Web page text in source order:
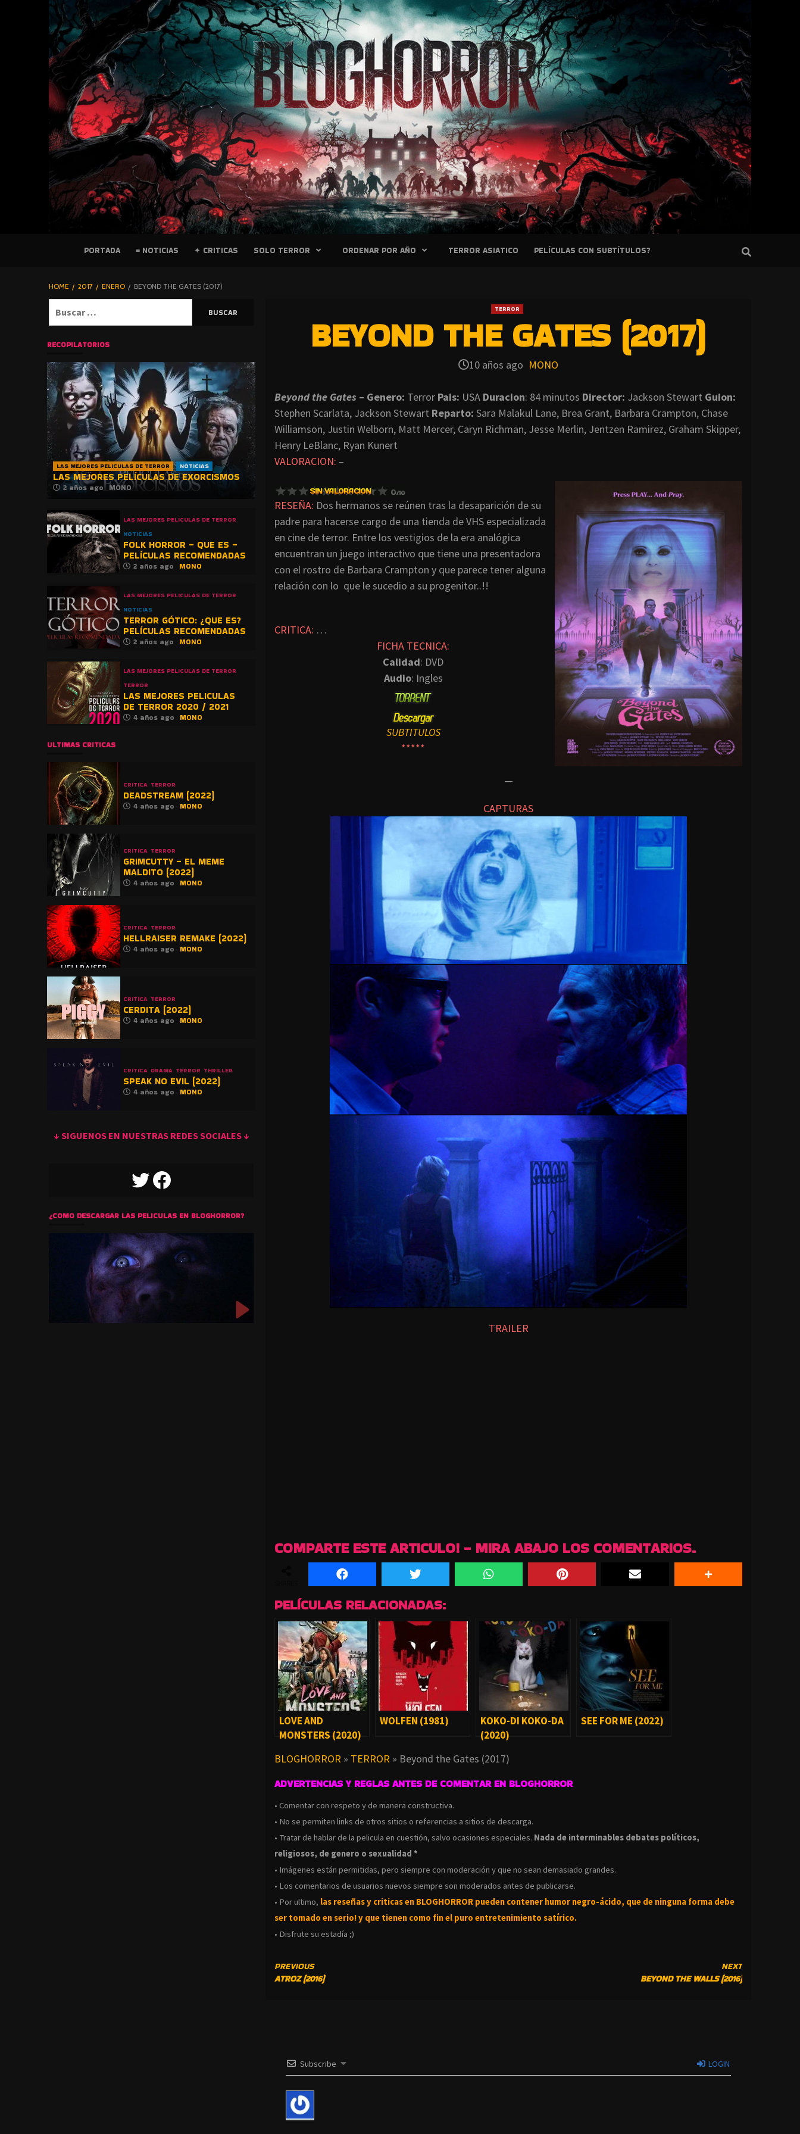
PELICULAS
BLOGHORROR
⋆
PORTADA ≡ NOTICIAS ✦ CRITICAS SOLO TERROR ORDENAR POR AÑO TERROR ASIATICO PELÍCULAS CON SUBTÍTULOS?
HOME 2017 ENERO BEYOND THE GATES (2017)
TERROR
BEYOND THE GATES (2017)
10 años ago MONO
Beyond the Gates – Genero: Terror Pais: USA Duracion: 84 minutos Director: Jackson Stewart Guion:
Stephen Scarlata, Jackson Stewart Reparto: Sara Malakul Lane, Brea Grant, Barbara Crampton, Chase
Williamson, Justin Welborn, Matt Mercer, Caryn Richman, Jesse Merlin, Jentzen Ramirez, Graham Skipper,
Henry LeBlanc, Ryan Kunert
VALORACION: –
RESEÑA: Dos hermanos se reúnen tras la desaparición de su
padre para hacerse cargo de una tienda de VHS especializada
en cine de terror. Entre los vestigios de la era analógica
encuentran un juego interactivo que tiene una presentadora
con el rostro de Barbara Crampton y que parece tener alguna
relación con lo que le sucedio a su progenitor..!!
CRITICA: …
FICHA TECNICA:
Calidad: DVD
Audio: Ingles
SUBTITULOS
*****
—
CAPTURAS
TRAILER
COMPARTE ESTE ARTICULO! - MIRA ABAJO LOS COMENTARIOS.
PELÍCULAS RELACIONADAS:
LOVE AND
MONSTERS (2020)
WOLFEN (1981)
KOKO-DI KOKO-DA
(2020)
SEE FOR ME (2022)
BLOGHORROR » TERROR » Beyond the Gates (2017)
ADVERTENCIAS Y REGLAS ANTES DE COMENTAR EN BLOGHORROR
• Comentar con respeto y de manera constructiva.
• No se permiten links de otros sitios o referencias a sitios de descarga.
• Tratar de hablar de la pelicula en cuestión, salvo ocasiones especiales. Nada de interminables debates políticos,
religiosos, de genero o sexualidad *
• Imágenes están permitidas, pero siempre con moderación y que no sean demasiado grandes.
• Los comentarios de usuarios nuevos siempre son moderados antes de publicarse.
• Por ultimo, las reseñas y criticas en BLOGHORROR pueden contener humor negro-ácido, que de ninguna forma debe
ser tomado en serio! y que tienen como fin el puro entretenimiento satírico.
• Disfrute su estadía ;)
CONTINUE
READING
PREVIOUS
ATROZ (2016)
NEXT
BEYOND THE WALLS (2016)
Subscribe LOGIN
RECOPILATORIOS
LAS MEJORES PELICULAS DE TERROR NOTICIAS
LAS MEJORES PELÍCULAS DE EXORCISMOS
2 años ago MONO
LAS MEJORES PELICULAS DE TERROR
NOTICIAS
FOLK HORROR – QUE ES –
PELÍCULAS RECOMENDADAS
2 años ago MONO
LAS MEJORES PELICULAS DE TERROR
NOTICIAS
TERROR GÓTICO: ¿QUE ES?
PELÍCULAS RECOMENDADAS
2 años ago MONO
LAS MEJORES PELICULAS DE TERROR
TERROR
LAS MEJORES PELICULAS
DE TERROR 2020 / 2021
4 años ago MONO
ULTIMAS CRITICAS
CRITICA TERROR
DEADSTREAM (2022)
4 años ago MONO
CRITICA TERROR
GRIMCUTTY – EL MEME
MALDITO (2022)
4 años ago MONO
CRITICA TERROR
HELLRAISER REMAKE (2022)
4 años ago MONO
CRITICA TERROR
CERDITA (2022)
4 años ago MONO
CRITICA DRAMA TERROR THRILLER
SPEAK NO EVIL (2022)
4 años ago MONO
↓ SIGUENOS EN NUESTRAS REDES SOCIALES ↓
TWITTERFACEBOOK
¿COMO DESCARGAR LAS PELICULAS EN BLOGHORROR?